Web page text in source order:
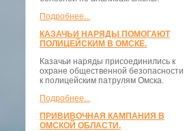
Подробнее...
КАЗАЧЬИ НАРЯДЫ ПОМОГАЮТ
ПОЛИЦЕЙСКИМ В ОМСКЕ.
Казачьи наряды присоединились к
охране общественной безопасности
к полицейским патрулям Омска.
Подробнее...
ПРИВИВОЧНАЯ КАМПАНИЯ В
ОМСКОЙ ОБЛАСТИ.